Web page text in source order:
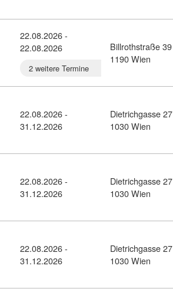
22.08.2026 -
22.08.2026
2 weitere Termine
Billrothstraße 39
1190 Wien
Master Trainer (10379277)
22.08.2026 -
31.12.2026
Dietrichgasse 27
1030 Wien
Nui Masseur (10379250)
22.08.2026 -
31.12.2026
Dietrichgasse 27
1030 Wien
22.08.2026 -
31.12.2026
Dietrichgasse 27
1030 Wien